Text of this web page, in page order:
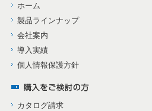
ホーム
製品ラインナップ
会社案内
導入実績
個人情報保護方針
カタログ請求